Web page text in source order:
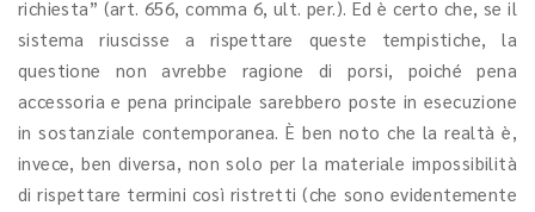
richiesta” (art. 656, comma 6, ult. per.). Ed è certo che, se il
sistema riuscisse a rispettare queste tempistiche, la
questione non avrebbe ragione di porsi, poiché pena
accessoria e pena principale sarebbero poste in esecuzione
in sostanziale contemporanea. È ben noto che la realtà è,
invece, ben diversa, non solo per la materiale impossibilità
di rispettare termini così ristretti (che sono evidentemente